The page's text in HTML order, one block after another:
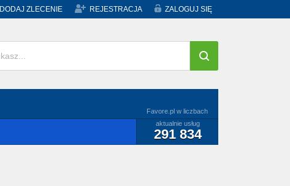
DODAJ ZLECENIE REJESTRACJA ZALOGUJ SIĘ
Favore.pl w liczbach
aktualnie usług
291 834